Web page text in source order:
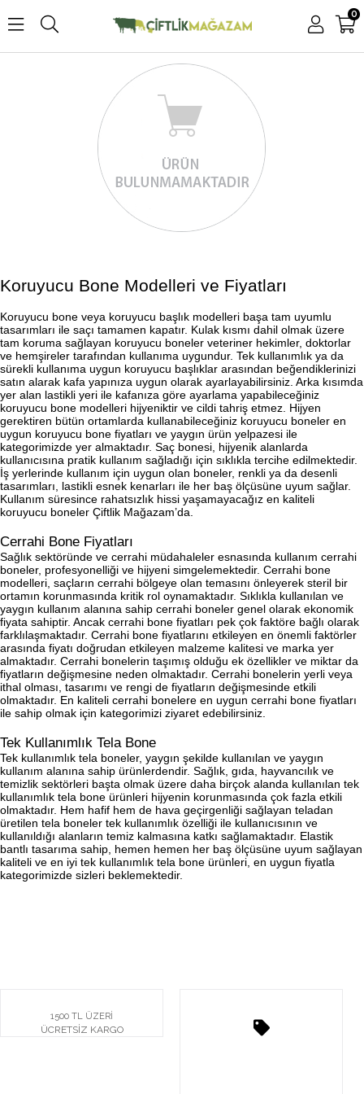
0
Koruyucu Bone Modelleri ve Fiyatları
Koruyucu bone veya koruyucu başlık modelleri başa tam uyumlu
tasarımları ile saçı tamamen kapatır. Kulak kısmı dahil olmak üzere
tam koruma sağlayan koruyucu boneler veteriner hekimler, doktorlar
ve hemşireler tarafından kullanıma uygundur. Tek kullanımlık ya da
sürekli kullanıma uygun koruyucu başlıklar arasından beğendiklerinizi
satın alarak kafa yapınıza uygun olarak ayarlayabilirsiniz. Arka kısımda
yer alan lastikli yeri ile kafanıza göre ayarlama yapabileceğiniz
koruyucu bone modelleri hijyeniktir ve cildi tahriş etmez. Hijyen
gerektiren bütün ortamlarda kullanabileceğiniz koruyucu boneler en
uygun koruyucu bone fiyatları ve yaygın ürün yelpazesi ile
kategorimizde yer almaktadır. Saç bonesi, hijyenik alanlarda
kullanıcısına pratik kullanım sağladığı için sıklıkla tercihe edilmektedir.
İş yerlerinde kullanım için uygun olan boneler, renkli ya da desenli
tasarımları, lastikli esnek kenarları ile her baş ölçüsüne uyum sağlar.
Kullanım süresince rahatsızlık hissi yaşamayacağız en kaliteli
koruyucu boneler Çiftlik Mağazam’da.
Cerrahi Bone Fiyatları
Sağlık sektöründe ve cerrahi müdahaleler esnasında kullanım cerrahi
boneler, profesyonelliği ve hijyeni simgelemektedir. Cerrahi bone
modelleri, saçların cerrahi bölgeye olan temasını önleyerek steril bir
ortamın korunmasında kritik rol oynamaktadır. Sıklıkla kullanılan ve
yaygın kullanım alanına sahip cerrahi boneler genel olarak ekonomik
fiyata sahiptir. Ancak cerrahi bone fiyatları pek çok faktöre bağlı olarak
farklılaşmaktadır. Cerrahi bone fiyatlarını etkileyen en önemli faktörler
arasında fiyatı doğrudan etkileyen malzeme kalitesi ve marka yer
almaktadır. Cerrahi bonelerin taşımış olduğu ek özellikler ve miktar da
fiyatların değişmesine neden olmaktadır. Cerrahi bonelerin yerli veya
ithal olması, tasarımı ve rengi de fiyatların değişmesinde etkili
olmaktadır. En kaliteli cerrahi bonelere en uygun cerrahi bone fiyatları
ile sahip olmak için kategorimizi ziyaret edebilirsiniz.
Tek Kullanımlık Tela Bone
Tek kullanımlık tela boneler, yaygın şekilde kullanılan ve yaygın
kullanım alanına sahip ürünlerdendir. Sağlık, gıda, hayvancılık ve
temizlik sektörleri başta olmak üzere daha birçok alanda kullanılan tek
kullanımlık tela bone ürünleri hijyenin korunmasında çok fazla etkili
olmaktadır. Hem hafif hem de hava geçirgenliği sağlayan teladan
üretilen tela boneler tek kullanımlık özelliği ile kullanıcısının ve
kullanıldığı alanların temiz kalmasına katkı sağlamaktadır. Elastik
bantlı tasarıma sahip, hemen hemen her baş ölçüsüne uyum sağlayan
kaliteli ve en iyi tek kullanımlık tela bone ürünleri, en uygun fiyatla
kategorimizde sizleri beklemektedir.
1500 TL ÜZERİ
ÜCRETSİZ KARGO